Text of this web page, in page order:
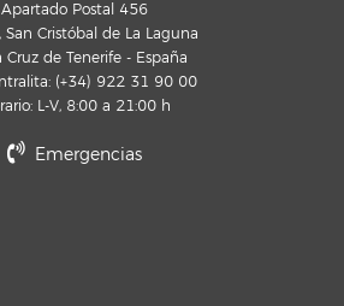
Apartado Postal 456
San Cristóbal de La Laguna
Cruz de Tenerife - España
(+34) 922 31 90 00
L-V, 8:00 a 21:00 h
Emergencias